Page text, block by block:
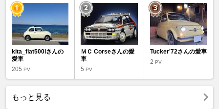
kita_fiat500lさんの
愛車
205 PV
ＭＣ Corseさんの愛
車
5PV
Tucker'72さんの愛車
2 PV
もっと見る